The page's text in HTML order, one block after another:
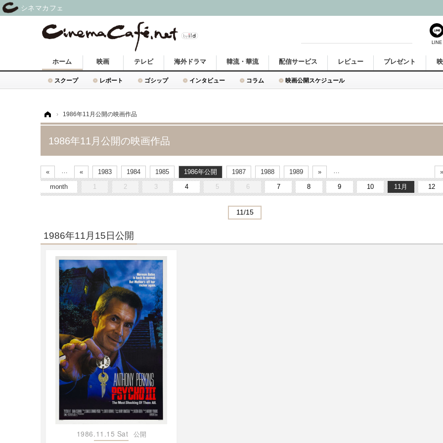
ホーム
スクープ レポート ゴシップ インタビュー コラム 映画公開スケジュール
映画 テレビ 海外ドラマ 韓流・華流 配信サービス レビュー プレゼント
› 1986年11月公開の映画作品
1986年11月公開の映画作品
« … « 1983 1984 1985 1986 1987 1988 1989 » …
»
month
1 2 3 4 5 6 7 8 9 10 11 12
11/15
1986年11月15日公開
1986.11.15 Sat 公開
LINE
シネマカフェ